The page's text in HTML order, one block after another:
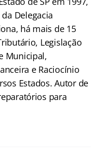
Delegacia
há mais de 15
Legislação
Municipal,
e Raciocínio
Estados. Autor de
para